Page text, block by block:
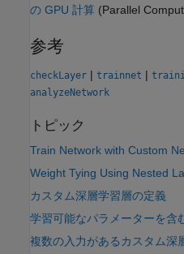
の GPU 計算 (Parallel
参考
checkLayer | trainnet |
analyzeNetwork
トピック
Train Network with Custom
Weight Tying Using Nested
カスタム深層学習層の定義
学習可能なパラメーターを含
複数の入力があるカスタム深